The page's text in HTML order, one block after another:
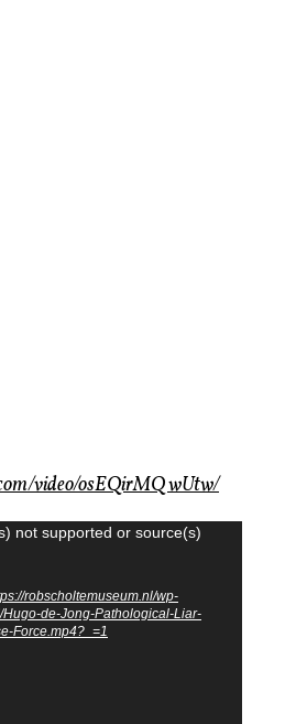
video/osEQirMQwUtw/
not supported or source(s)
robscholtemuseum.nl/wp-
de-Jong-Pathological-Liar-
Force.mp4?_=1